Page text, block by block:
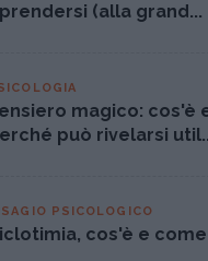
(alla grand...
magico: cos'è
può rivelarsi
PSICOLOGICO
cos'è e